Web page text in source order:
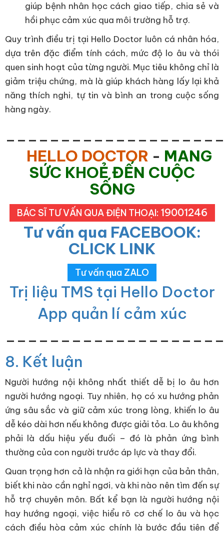
giúp bệnh nhân học cách giao tiếp, chia sẻ và
hồi phục cảm xúc qua môi trường hỗ trợ.
Quy trình điều trị tại Hello Doctor luôn cá nhân hóa,
dựa trên đặc điểm tính cách, mức độ lo âu và thói
quen sinh hoạt của từng người. Mục tiêu không chỉ là
giảm triệu chứng, mà là giúp khách hàng lấy lại khả
năng thích nghi, tự tin và bình an trong cuộc sống
hàng ngày.
HELLO DOCTOR - MANG
SỨC KHOẺ ĐẾN CUỘC
SỐNG
BÁC SĨ TƯ VẤN QUA ĐIỆN THOẠI: 19001246
Tư vấn qua FACEBOOK:
CLICK LINK
Tư vấn qua ZALO
Trị liệu TMS tại Hello Doctor
App quản lí cảm xúc
8. Kết luận
Người hướng nội không nhất thiết dễ bị lo âu hơn
người hướng ngoại. Tuy nhiên, họ có xu hướng phản
ứng sâu sắc và giữ cảm xúc trong lòng, khiến lo âu
dễ kéo dài hơn nếu không được giải tỏa. Lo âu không
phải là dấu hiệu yếu đuối – đó là phản ứng bình
thường của con người trước áp lực và thay đổi.
Quan trọng hơn cả là nhận ra giới hạn của bản thân,
biết khi nào cần nghỉ ngơi, và khi nào nên tìm đến sự
hỗ trợ chuyên môn. Bất kể bạn là người hướng nội
hay hướng ngoại, việc hiểu rõ cơ chế lo âu và học
cách điều hòa cảm xúc chính là bước đầu tiên để